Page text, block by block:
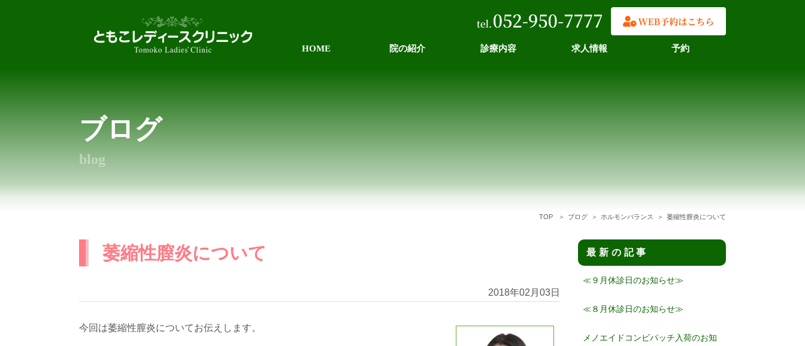
HOME 院の紹介 診療内容 求人情報 予約
ブログ
blog
TOP ブログ ホルモンバランス 萎縮性膣炎について
萎縮性膣炎について
2018年02月03日
今回は萎縮性膣炎についてお伝えします。
最新の記事
≪９月休診日のお知らせ≫
≪８月休診日のお知らせ≫
メノエイドコンビパッチ入荷のお知